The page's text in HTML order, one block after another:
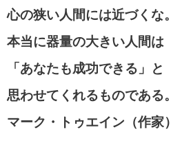
心の狭い人間には近づくな。
本当に器量の大きい人間は
「あなたも成功できる」と
思わせてくれるものである。
マーク・トゥエイン（作家）